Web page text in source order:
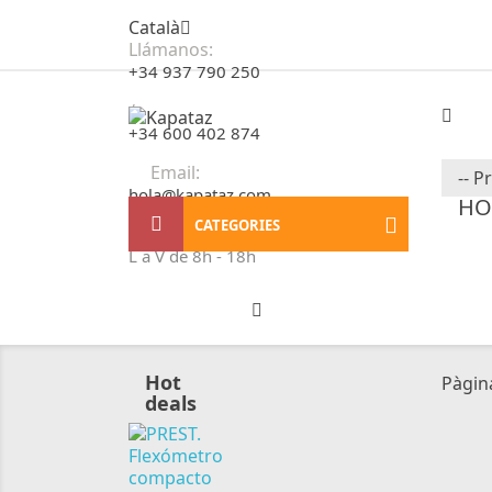
Català
Llámanos:
+34 937 790 250
/
+34 600 402 874
Email:
hola@kapataz.com
Horario:
L a V de 8h - 18h
CATEGORIES
Hot
deals